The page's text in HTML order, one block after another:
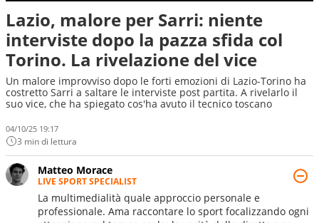
Lazio, malore per Sarri: niente
interviste dopo la pazza sfida col
Torino. La rivelazione del vice
Un malore improvviso dopo le forti emozioni di Lazio-Torino ha
costretto Sarri a saltare le interviste post partita. A rivelarlo il
suo vice, che ha spiegato cos'ha avuto il tecnico toscano
04/10/25 19:17
3 min di lettura
Matteo Morace
LIVE SPORT SPECIALIST
La multimedialità quale approccio personale e
professionale. Ama raccontare lo sport focalizzando ogni